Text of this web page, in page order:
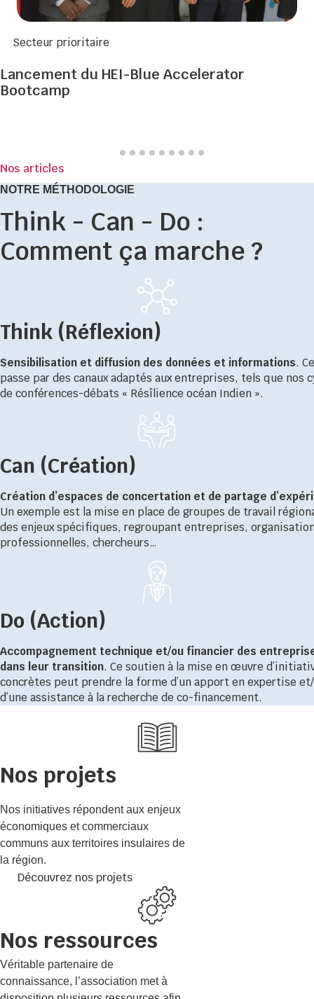
Secteur prioritaire
Lancement du HEI-Blue Accelerator
Bootcamp
Nos articles
NOTRE MÉTHODOLOGIE
Think - Can - Do :
Comment ça marche ?
Think (Réflexion)
Sensibilisation et diffusion des données et informations.
passe par des canaux adaptés aux entreprises, tels que nos
de conférences-débats « Résîlience océan Indien ».
Can (Création)
Création d’espaces de concertation et de partage
Un exemple est la mise en place de groupes de travail
des enjeux spécifiques, regroupant entreprises,
professionnelles, chercheurs…
Do (Action)
Accompagnement technique et/ou financier des
dans leur transition. Ce soutien à la mise en œuvre
concrètes peut prendre la forme d’un apport en expertise
d’une assistance à la recherche de co-financement.
Nos projets
Nos initiatives répondent aux enjeux
économiques et commerciaux
communs aux territoires insulaires de
la région.
Découvrez nos projets
Nos ressources
Véritable partenaire de
connaissance, l’association met à